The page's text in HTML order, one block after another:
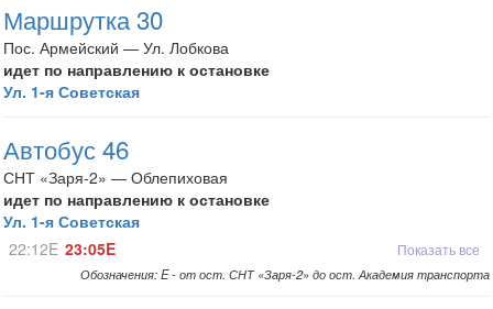
Маршрутка 30
Пос. Армейский — Ул. Лобкова
идет по направлению к остановке
Ул. 1-я Советская
Автобус 46
СНТ «Заря-2» — Облепиховая
идет по направлению к остановке
Ул. 1-я Советская
22:12E 23:05E Показать все
Обозначения: E - от ост. СНТ «Заря-2» до ост. Академия транспорта